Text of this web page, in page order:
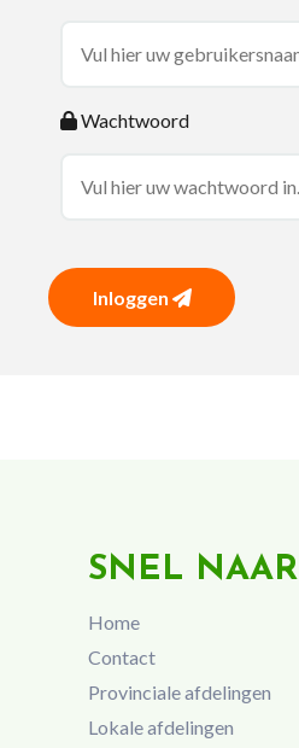
Wachtwoord
Inloggen
SNEL NAAR
Home
Contact
Provinciale afdelingen
Lokale afdelingen